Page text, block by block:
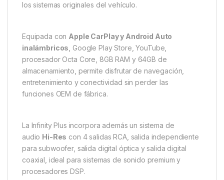
los sistemas originales del vehículo.
Equipada con Apple CarPlay y Android Auto
inalámbricos , Google Play Store, YouTube,
procesador Octa Core, 8GB RAM y 64GB de
almacenamiento, permite disfrutar de navegación,
entretenimiento y conectividad sin perder las
funciones OEM de fábrica.
La Infinity Plus incorpora además un sistema de
audio Hi-Res con 4 salidas RCA, salida independiente
para subwoofer, salida digital óptica y salida digital
coaxial, ideal para sistemas de sonido premium y
procesadores DSP.